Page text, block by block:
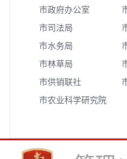
市政府办公室
市司法局
市水务局
市林草局
市供销联社
市农业科学研究院